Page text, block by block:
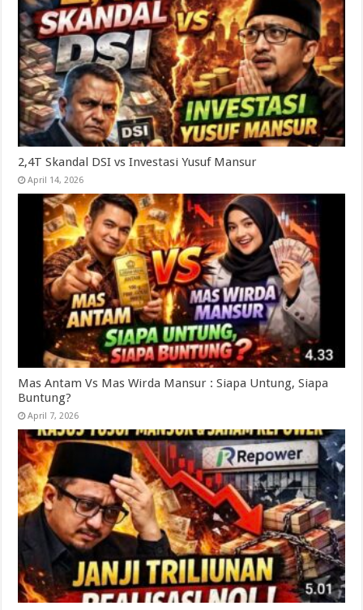
2,4T Skandal DSI vs Investasi Yusuf Mansur
April 14, 2026
Mas Antam Vs Mas Wirda Mansur : Siapa Untung, Siapa
Buntung?
April 7, 2026